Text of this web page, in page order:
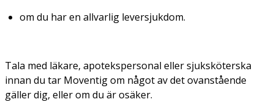
om du har en allvarlig leversjukdom.
Tala med läkare, apotekspersonal eller sjuksköterska
innan du tar Moventig om något av det ovanstående
gäller dig, eller om du är osäker.